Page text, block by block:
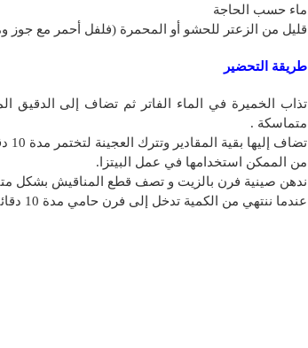
ماء حسب الحاجة
قليل من الزعتر للحشو أو المحمرة (فلفل أحمر مع جوز
طريقة التحضير
تذاب الخميرة في الماء الفاتر ثم تضاف إلى
متماسكة .
تضاف إليها بقية المقادير وتترك العجينة لتختمر مدة 10 دقائق ثم تفرد ويوضع عليها الزعتر أو المحمرة.
من الممكن استخدامها في عمل البيتزا.
ندهن صينية فرن بالزيت و تصف قطع المناقيش بشكل
عندما ننتهي من الكمية تدخل إلى فرن حامي مدة 10 دقائق وتقدم ساخنة.